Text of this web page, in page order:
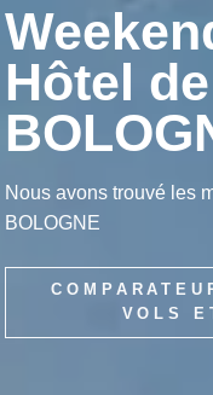
Hôtel
Nous avons trouvé les
BOLOGNE
VOLS